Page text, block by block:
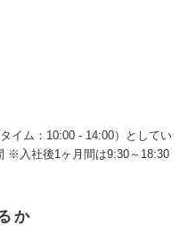
イム：10:00 - 14:00）としてい
※入社後1ヶ月間は9:30～18:30
か